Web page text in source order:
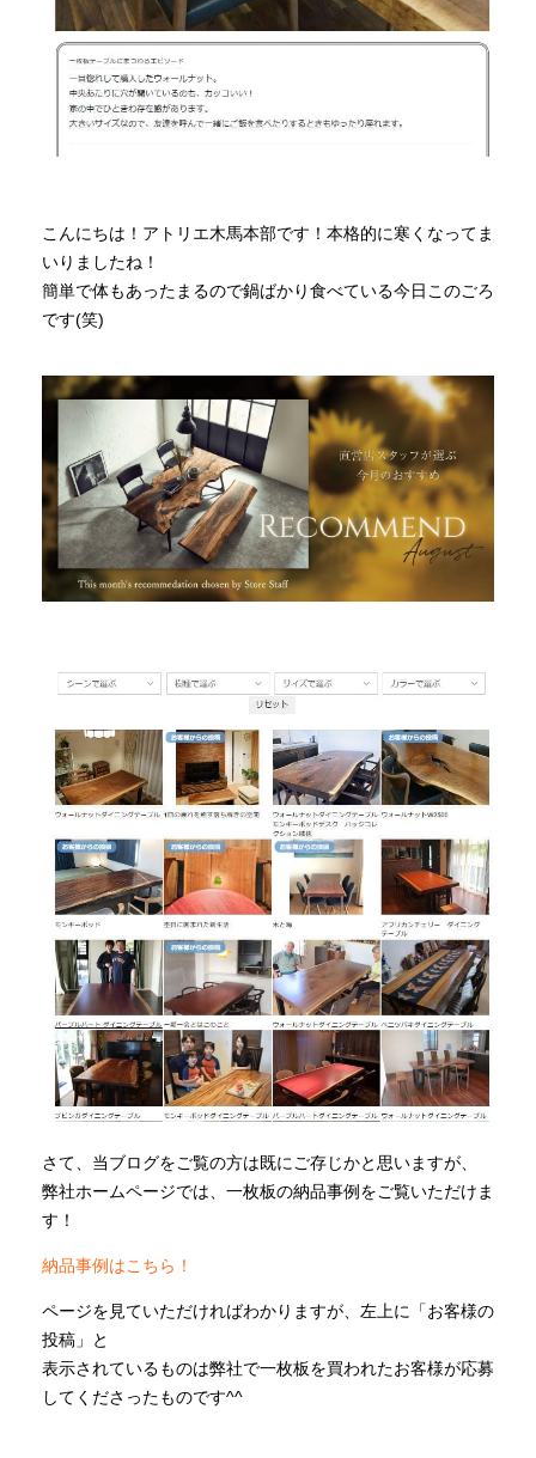
イベント
WEBカタログ
新入荷情報
INFORMATION
MOKUBA CHANNEL
よくあるご質問
お問い合わせ
こんにちは！アトリエ木馬本部です！本格的に寒くなってま
いりましたね！
簡単で体もあったまるので鍋ばかり食べている今日このごろ
です(笑)
さて、当ブログをご覧の方は既にご存じかと思いますが、
弊社ホームページでは、一枚板の納品事例をご覧いただけま
す！
納品事例はこちら！
ページを見ていただければわかりますが、左上に「お客様の
投稿」と
表示されているものは弊社で一枚板を買われたお客様が応募
してくださったものです^^